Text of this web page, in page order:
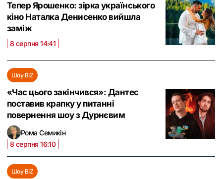
Тепер Ярошенко: зірка українського
кіно Наталка Денисенко вийшла
заміж
8 серпня 14:41
Шоу BIZ
«Час цього закінчився»: Дантес
поставив крапку у питанні
повернення шоу з Дурнєвим
Рома Семикін
8 серпня 16:10
Шоу BIZ